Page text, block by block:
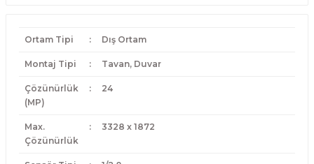
Ortam Tipi : Dış Ortam
Montaj Tipi : Tavan, Duvar
Çözünürlük
(MP)
: 24
Max.
Çözünürlük
: 3328 x 1872